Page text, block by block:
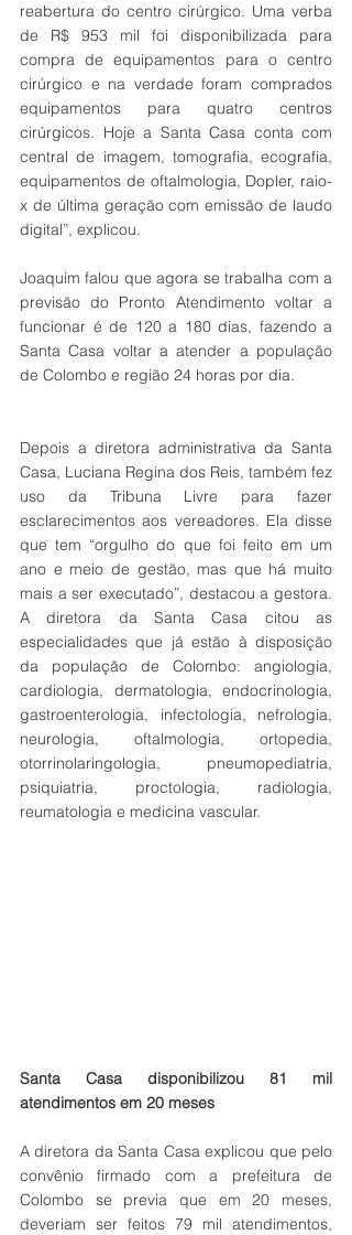
reabertura do centro cirúrgico. Uma verba
de R$ 953 mil foi disponibilizada para
compra de equipamentos para o centro
cirúrgico e na verdade foram comprados
equipamentos para quatro centros
cirúrgicos. Hoje a Santa Casa conta com
central de imagem, tomografia, ecografia,
equipamentos de oftalmologia, Dopler, raio-
x de última geração com emissão de laudo
digital”, explicou.
Joaquim falou que agora se trabalha com a
previsão do Pronto Atendimento voltar a
funcionar é de 120 a 180 dias, fazendo a
Santa Casa voltar a atender a população
de Colombo e região 24 horas por dia.
Depois a diretora administrativa da Santa
Casa, Luciana Regina dos Reis, também fez
uso da Tribuna Livre para fazer
esclarecimentos aos vereadores. Ela disse
que tem “orgulho do que foi feito em um
ano e meio de gestão, mas que há muito
mais a ser executado”, destacou a gestora.
A diretora da Santa Casa citou as
especialidades que já estão à disposição
da população de Colombo: angiologia,
cardiologia, dermatologia, endocrinologia,
gastroenterologia, infectologia, nefrologia,
neurologia, oftalmologia, ortopedia,
otorrinolaringologia, pneumopediatria,
psiquiatria, proctologia, radiologia,
reumatologia e medicina vascular.
Santa Casa disponibilizou 81 mil
atendimentos em 20 meses
A diretora da Santa Casa explicou que pelo
convênio firmado com a prefeitura de
Colombo se previa que em 20 meses,
deveriam ser feitos 79 mil atendimentos,